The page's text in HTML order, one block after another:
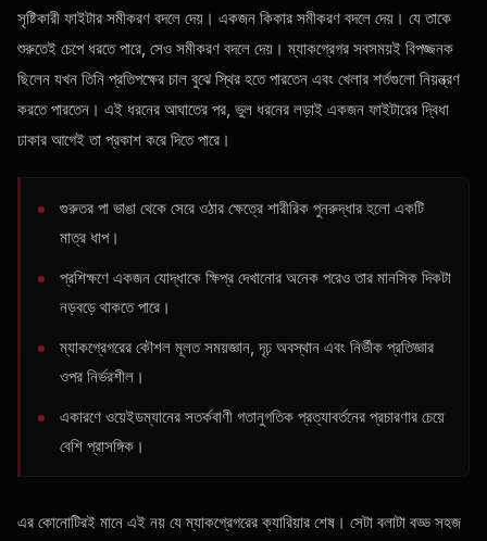
সৃষ্টিকারী ফাইটার সমীকরণ বদলে দেয়। একজন কিকার সমীকরণ বদলে দেয়। যে তাকে
শুরুতেই চেপে ধরতে পারে, সেও সমীকরণ বদলে দেয়। ম্যাকগ্রেগর সবসময়ই বিপজ্জনক
ছিলেন যখন তিনি প্রতিপক্ষের চাল বুঝে স্থির হতে পারতেন এবং খেলার শর্তগুলো নিয়ন্ত্রণ
করতে পারতেন। এই ধরনের আঘাতের পর, ভুল ধরনের লড়াই একজন ফাইটারের দ্বিধা
ঢাকার আগেই তা প্রকাশ করে দিতে পারে।
গুরুতর পা ভাঙা থেকে সেরে ওঠার ক্ষেত্রে শারীরিক পুনরুদ্ধার হলো একটি
মাত্র ধাপ।
প্রশিক্ষণে একজন যোদ্ধাকে ক্ষিপ্র দেখানোর অনেক পরেও তার মানসিক দিকটা
নড়বড়ে থাকতে পারে।
ম্যাকগ্রেগরের কৌশল মূলত সময়জ্ঞান, দৃঢ় অবস্থান এবং নির্ভীক প্রতিজ্ঞার
ওপর নির্ভরশীল।
একারণে ওয়েইডম্যানের সতর্কবাণী গতানুগতিক প্রত্যাবর্তনের প্রচারণার চেয়ে
বেশি প্রাসঙ্গিক।
এর কোনোটিরই মানে এই নয় যে ম্যাকগ্রেগরের ক্যারিয়ার শেষ। সেটা বলাটা বড্ড সহজ